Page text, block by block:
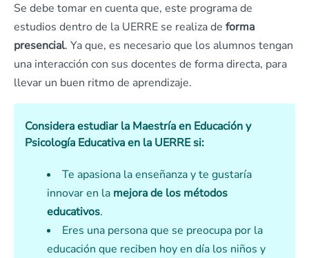
Se debe tomar en cuenta que, este programa de
estudios dentro de la UERRE se realiza de forma
presencial. Ya que, es necesario que los alumnos tengan
una interacción con sus docentes de forma directa, para
llevar un buen ritmo de aprendizaje.
Considera estudiar la Maestría en Educación y
Psicología Educativa en la UERRE si:
Te apasiona la enseñanza y te gustaría
innovar en la mejora de los métodos
educativos.
Eres una persona que se preocupa por la
educación que reciben hoy en día los niños y